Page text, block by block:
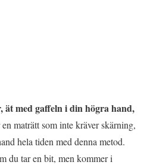
med gaffeln i din högra hand,
maträtt som inte kräver skärning,
hela tiden med denna metod.
du tar en bit, men kommer i